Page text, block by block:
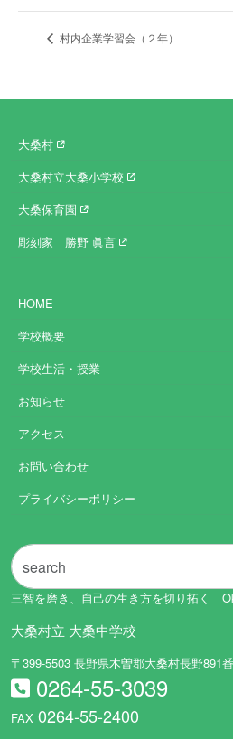
村内企業学習会（２年）
大桑村
大桑村立大桑小学校
大桑保育園
彫刻家 勝野 眞言
HOME
学校概要
学校生活・授業
お知らせ
アクセス
お問い合わせ
プライバシーポリシー
三智を磨き、自己の生き方を切り拓く
大桑村立 大桑中学校
〒399-5503 長野県木曽郡大桑村長野891
0264-55-3039
FAX 0264-55-2400